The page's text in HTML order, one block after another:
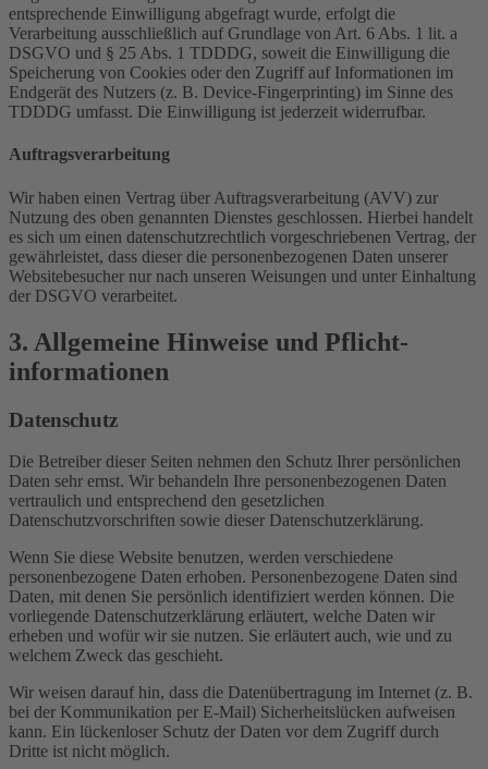
entsprechende Einwilligung abgefragt wurde, erfolgt die
Verarbeitung ausschließlich auf Grundlage von Art. 6 Abs. 1 lit. a
DSGVO und § 25 Abs. 1 TDDDG, soweit die Einwilligung die
Speicherung von Cookies oder den Zugriff auf Informationen im
Endgerät des Nutzers (z. B. Device-Fingerprinting) im Sinne des
TDDDG umfasst. Die Einwilligung ist jederzeit widerrufbar.
Auftragsverarbeitung
Wir haben einen Vertrag über Auftragsverarbeitung (AVV) zur
Nutzung des oben genannten Dienstes geschlossen. Hierbei handelt
es sich um einen datenschutzrechtlich vorgeschriebenen Vertrag, der
gewährleistet, dass dieser die personenbezogenen Daten unserer
Websitebesucher nur nach unseren Weisungen und unter Einhaltung
der DSGVO verarbeitet.
3. Allgemeine Hinweise und Pflicht­
informationen
Datenschutz
Die Betreiber dieser Seiten nehmen den Schutz Ihrer persönlichen
Daten sehr ernst. Wir behandeln Ihre personenbezogenen Daten
vertraulich und entsprechend den gesetzlichen
Datenschutzvorschriften sowie dieser Datenschutzerklärung.
Wenn Sie diese Website benutzen, werden verschiedene
personenbezogene Daten erhoben. Personenbezogene Daten sind
Daten, mit denen Sie persönlich identifiziert werden können. Die
vorliegende Datenschutzerklärung erläutert, welche Daten wir
erheben und wofür wir sie nutzen. Sie erläutert auch, wie und zu
welchem Zweck das geschieht.
Wir weisen darauf hin, dass die Datenübertragung im Internet (z. B.
bei der Kommunikation per E-Mail) Sicherheitslücken aufweisen
kann. Ein lückenloser Schutz der Daten vor dem Zugriff durch
Dritte ist nicht möglich.